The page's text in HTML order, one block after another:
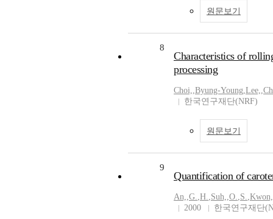
원문보기
8
Characteristics of
processing
Choi,,Byung-Young,Lee,,
한국연구재단(NRF)
원문보기
9
Quantification of
An,,G.,H.,Suh,,O.,S.,Kwon,
2000
한국연구재단